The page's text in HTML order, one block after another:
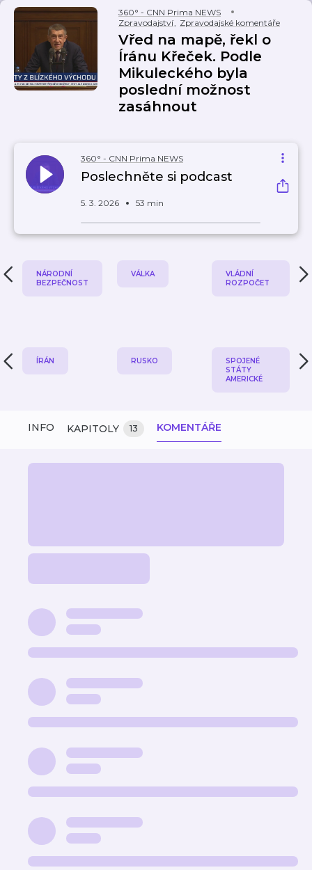
360° - CNN Prima NEWS
Zpravodajství, Zpravodajské komentáře
Vřed na mapě, řekl o
Íránu Křeček. Podle
Mikuleckého byla
poslední možnost
zasáhnout
360° - CNN Prima NEWS
Poslechněte si podcast
5. 3. 2026 53 min
NÁRODNÍ
BEZPEČNOST
VÁLKA
VLÁDNÍ
ROZPOČET
ÍRÁN RUSKO
SPOJENÉ
STÁTY
AMERICKÉ
INFO KAPITOLY 13 KOMENTÁŘE